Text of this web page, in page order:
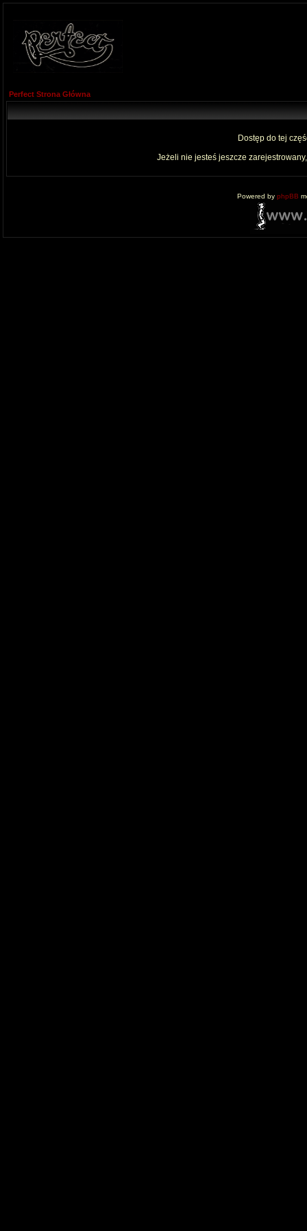
Perfect Strona Główna
Dostęp do tej
Jeżeli nie jesteś jeszcze
Powered by phpBB